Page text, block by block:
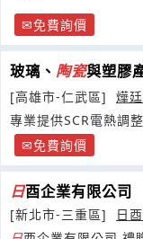
免費詢價
玻璃、 陶瓷與塑膠
[高雄市-仁武區]
燁
專業提供SCR電熱調
各類溫控設備
免費詢價
日酉企業有限公司
[新北市-三重區]
日